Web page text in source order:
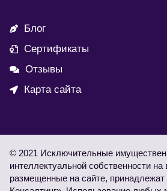
Блог
Сертификаты
Отзывы
Карта сайта
© 2021 Исключительные
интеллектуальной собственности
размещенные на сайте,